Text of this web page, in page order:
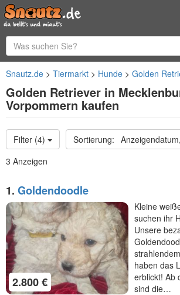
Snautz.de Tiermarkt Hunde Golden
Golden Retriever in
Vorpommern kaufen
Filter (4)
3 Anzeigen
1. Goldendoodle
2.800 €
Kleine
suchen ihr
Unsere
haben das
erblickt! Ab
sind die…